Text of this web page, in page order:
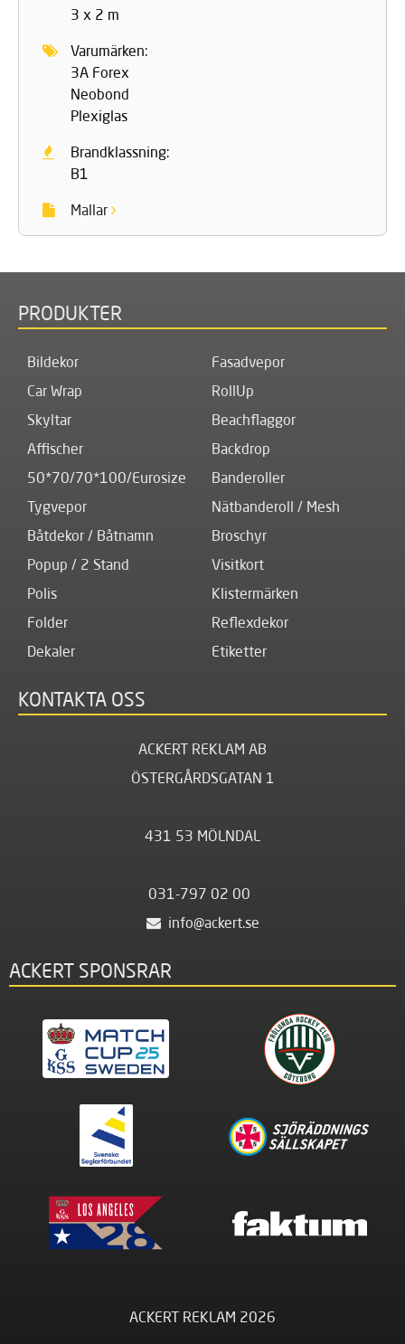
3 x 2 m
Varumärken:
3A Forex
Neobond
Plexiglas
Brandklassning:
B1
Mallar
PRODUKTER
Bildekor
Fasadvepor
Car Wrap
RollUp
Skyltar
Beachflaggor
Affischer
Backdrop
50*70/70*100/Eurosize
Banderoller
Tygvepor
Nätbanderoll / Mesh
Båtdekor / Båtnamn
Broschyr
Popup / 2 Stand
Visitkort
Polis
Klistermärken
Folder
Reflexdekor
Dekaler
Etiketter
KONTAKTA OSS
ACKERT REKLAM AB
ÖSTERGÅRDSGATAN 1
431 53 MÖLNDAL
031-797 02 00
info@ackert.se
ACKERT SPONSRAR
ACKERT REKLAM 2026